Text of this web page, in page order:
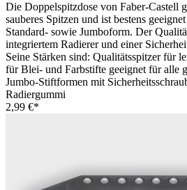
Die Doppelspitzdose von Faber-Castell
sauberes Spitzen und ist bestens
Standard- sowie Jumboform. Der
integriertem Radierer und einer
Seine Stärken sind: Qualitätsspitzer für
für Blei- und Farbstifte geeignet für alle
Jumbo-Stiftformen mit
Radiergummi
2,99 €*